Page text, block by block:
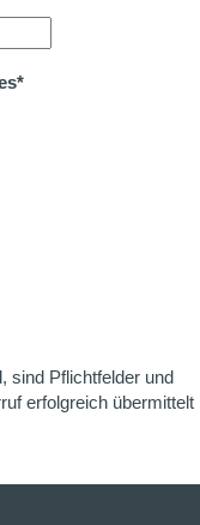
sind Pflichtfelder und
erfolgreich übermittelt